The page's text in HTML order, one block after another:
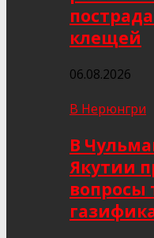
клещей
06.08.2026
В Нерюнгри
В
Якутии
вопросы